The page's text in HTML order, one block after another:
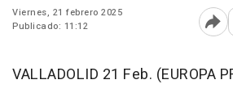
Viernes, 21 febrero 2025
Publicado: 11:12
VALLADOLID 21 Feb. (EUROPA